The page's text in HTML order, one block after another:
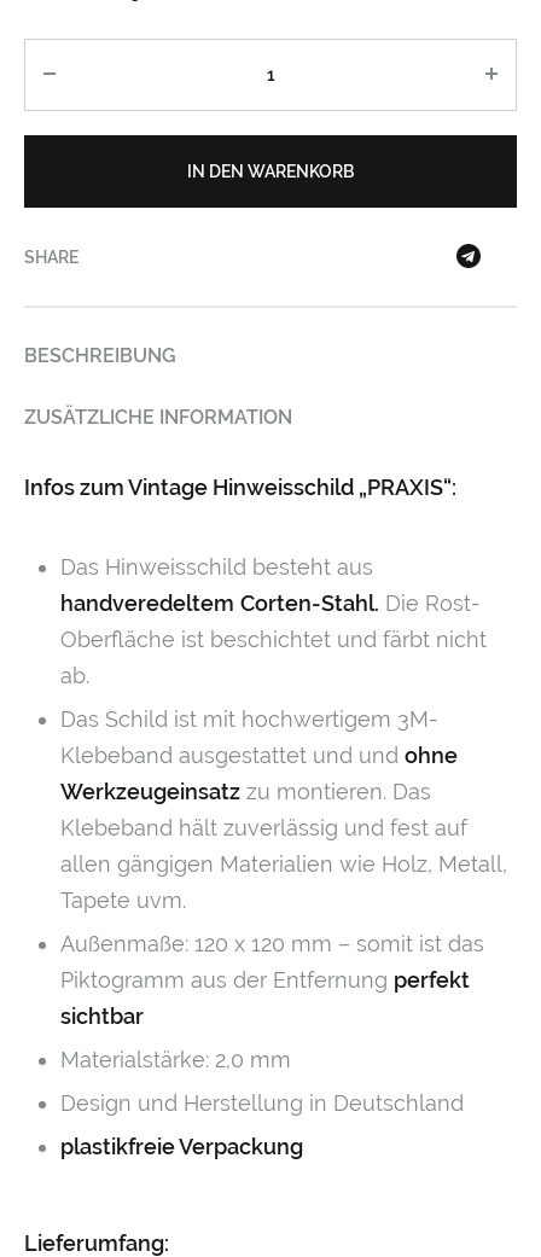
IN DEN WARENKORB
SHARE
BESCHREIBUNG
ZUSÄTZLICHE INFORMATION
Infos zum Vintage Hinweisschild „PRAXIS“:
Das Hinweisschild besteht aus
handveredeltem Corten-Stahl. Die Rost-
Oberfläche ist beschichtet und färbt nicht
ab.
Das Schild ist mit hochwertigem 3M-
Klebeband ausgestattet und und ohne
Werkzeugeinsatz zu montieren. Das
Klebeband hält zuverlässig und fest auf
allen gängigen Materialien wie Holz, Metall,
Tapete uvm.
Außenmaße: 120 x 120 mm – somit ist das
Piktogramm aus der Entfernung perfekt
sichtbar
Materialstärke: 2,0 mm
Design und Herstellung in Deutschland
plastikfreie Verpackung
Lieferumfang: